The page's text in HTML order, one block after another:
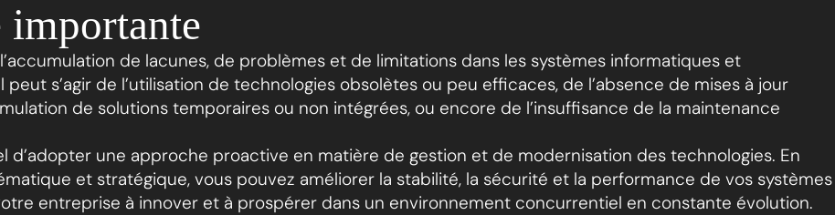
importante
de lacunes, de problèmes et de limitations dans les systèmes informatiques et
s’agir de l’utilisation de technologies obsolètes ou peu efficaces, de l’absence de mises à jour
de solutions temporaires ou non intégrées, ou encore de l’insuffisance de la maintenance
d’adopter une approche proactive en matière de gestion et de modernisation des technologies. En
et stratégique, vous pouvez améliorer la stabilité, la sécurité et la performance de vos systèmes
entreprise à innover et à prospérer dans un environnement concurrentiel en constante évolution.